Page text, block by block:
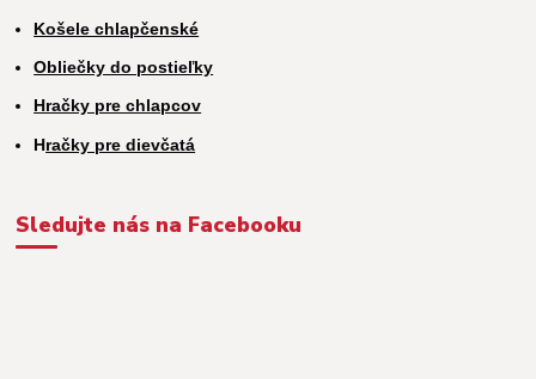
Košele chlapčenské
Obliečky do postieľky
Hračky pre chlapcov
Hračky pre dievčatá
Sledujte nás na Facebooku